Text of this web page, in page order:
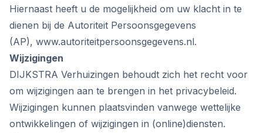
Hiernaast heeft u de mogelijkheid om uw klacht in te
dienen bij de Autoriteit Persoonsgegevens
(AP), www.autoriteitpersoonsgegevens.nl.
Wijzigingen
DIJKSTRA Verhuizingen behoudt zich het recht voor
om wijzigingen aan te brengen in het privacybeleid.
Wijzigingen kunnen plaatsvinden vanwege wettelijke
ontwikkelingen of wijzigingen in (online)diensten.